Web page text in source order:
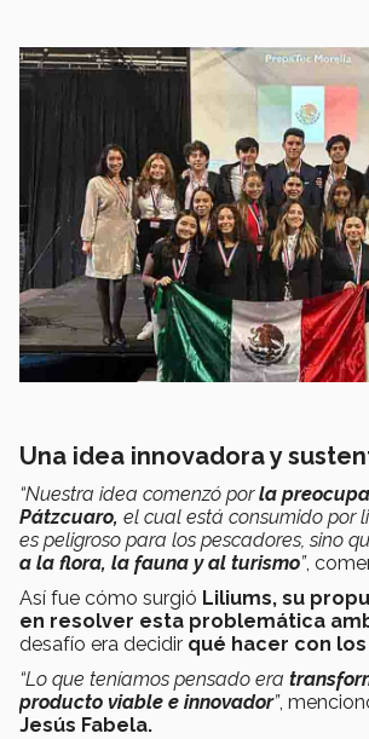
Una idea innovadora y
“Nuestra idea comenzó porla
Pátzcuaro, el cual está consumido por
es peligroso para los pescadores, sino
a la flora, la fauna y al turismo”,
Así fue cómo surgió Liliums, su
en resolver esta problemática
desafío era decidir qué hacer con
“Lo que teníamos pensado era
producto viable e innovador”,
Jesús Fabela.